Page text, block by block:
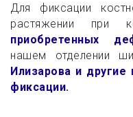
Для фиксации
растяжении при
приобретенных
нашем отделении
Илизарова и
фиксации.